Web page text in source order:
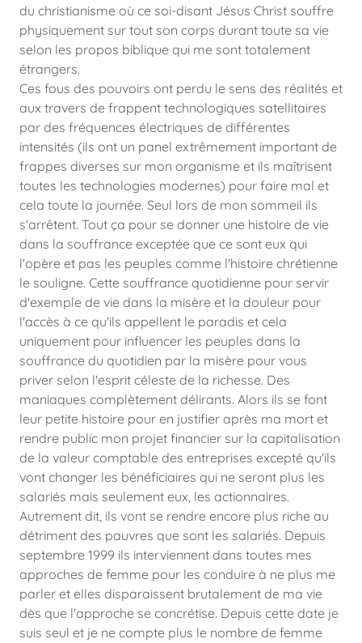
du christianisme où ce soi-disant Jésus Christ souffre
physiquement sur tout son corps durant toute sa vie
selon les propos biblique qui me sont totalement
étrangers.
Ces fous des pouvoirs ont perdu le sens des réalités et
aux travers de frappent technologiques satellitaires
par des fréquences électriques de différentes
intensités (ils ont un panel extrêmement important de
frappes diverses sur mon organisme et ils maîtrisent
toutes les technologies modernes) pour faire mal et
cela toute la journée. Seul lors de mon sommeil ils
s'arrêtent. Tout ça pour se donner une histoire de vie
dans la souffrance exceptée que ce sont eux qui
l'opère et pas les peuples comme l'histoire chrétienne
le souligne. Cette souffrance quotidienne pour servir
d'exemple de vie dans la misère et la douleur pour
l'accès à ce qu'ils appellent le paradis et cela
uniquement pour influencer les peuples dans la
souffrance du quotidien par la misère pour vous
priver selon l'esprit céleste de la richesse. Des
maniaques complètement délirants. Alors ils se font
leur petite histoire pour en justifier après ma mort et
rendre public mon projet financier sur la capitalisation
de la valeur comptable des entreprises excepté qu'ils
vont changer les bénéficiaires qui ne seront plus les
salariés mais seulement eux, les actionnaires.
Autrement dit, ils vont se rendre encore plus riche au
détriment des pauvres que sont les salariés. Depuis
septembre 1999 ils interviennent dans toutes mes
approches de femme pour les conduire à ne plus me
parler et elles disparaissent brutalement de ma vie
dès que l'approche se concrétise. Depuis cette date je
suis seul et je ne compte plus le nombre de femme